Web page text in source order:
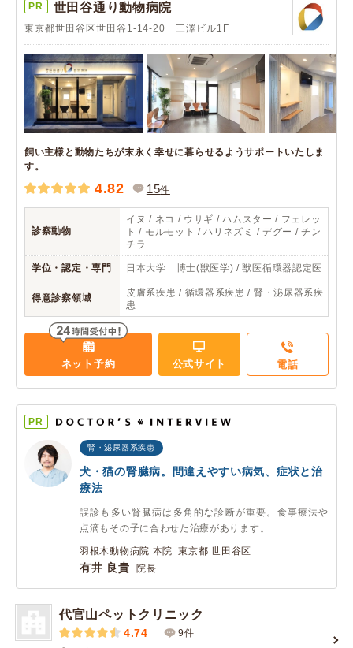
PR 世田谷通り動物病院
東京都世田谷区世田谷1-14-20 三澤ビル1F
飼い主様と動物たちが末永く幸せに暮らせるようサポートいたしま
す。
4.82 15件
診察動物
イヌ / ネコ / ウサギ / ハムスター / フェレッ
ト / モルモット / ハリネズミ / デグー / チン
チラ
学位・認定・専門 日本大学 博士(獣医学) / 獣医循環器認定医
得意診察領域
皮膚系疾患 / 循環器系疾患 / 腎・泌尿器系疾
患
ネット予約 公式サイト 電話
PR
腎・泌尿器系疾患
犬・猫の腎臓病。間違えやすい病気、症状と治
療法
誤診も多い腎臓病は多角的な診断が重要。食事療法や
点滴もその子に合わせた治療があります。
羽根木動物病院 本院 東京都 世田谷区
有井 良貴 院長
代官山ペットクリニック
4.74
9件